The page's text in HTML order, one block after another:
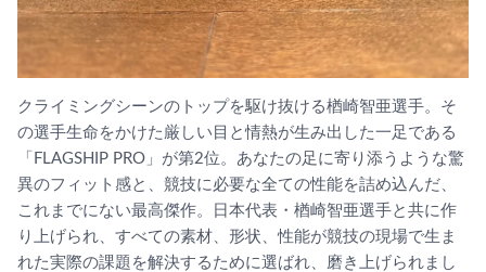
クライミングシーンのトップを駆け抜ける楢崎智亜選手。そ
の選手生命をかけた厳しい目と情熱が生み出した一足である
「FLAGSHIP PRO」が第2位。あなたの足に寄り添うような驚
異のフィット感と、競技に必要な全ての性能を詰め込んだ、
これまでにない最高傑作。日本代表・楢崎智亜選手と共に作
り上げられ、すべての素材、形状、性能が競技の現場で生ま
れた実際の課題を解決するために選ばれ、磨き上げられまし